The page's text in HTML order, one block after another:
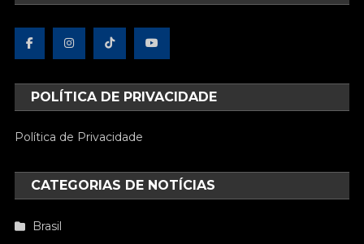
POLÍTICA DE PRIVACIDADE
Política de Privacidade
CATEGORIAS DE NOTÍCIAS
Brasil